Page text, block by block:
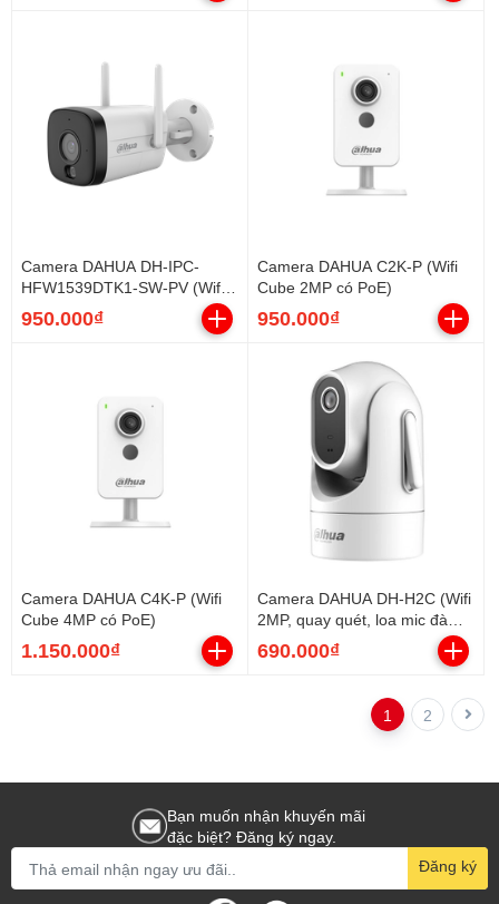
Camera DAHUA DH-IPC-
HFW1539DTK1-SW-PV (Wifi
Thân 5MP, loa mic, báo động)
950.000₫
Camera DAHUA C2K-P (Wifi
Cube 2MP có PoE)
950.000₫
Camera DAHUA C4K-P (Wifi
Cube 4MP có PoE)
1.150.000₫
Camera DAHUA DH-H2C (Wifi
2MP, quay quét, loa mic đàm
thoại)
690.000₫
1 2
Bạn muốn nhận khuyến mãi
đặc biệt? Đăng ký ngay.
Đăng ký